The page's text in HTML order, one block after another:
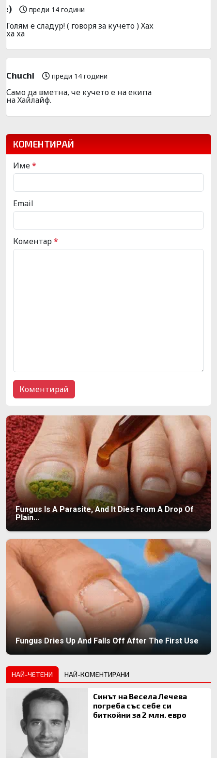
:) преди 14 години
Голям е сладур! ( говоря за кучето ) Хах
ха ха
Chuchi преди 14 години
Само да вметна, че кучето е на екипа
на Хайлайф.
КОМЕНТИРАЙ
Име*
Email
Коментар*
Fungus Is A Parasite, And It Dies From A Drop Of
Plain...
Fungus Dries Up And Falls Off After The First Use
НАЙ-ЧЕТЕНИ НАЙ-КОМЕНТИРАНИ
Синът на Весела Лечева
погреба със себе си
биткойни за 2 млн. евро